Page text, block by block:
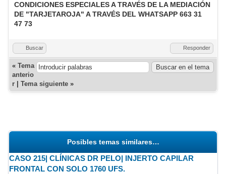
CONDICIONES ESPECIALES A TRAVÉS DE LA MEDIACIÓN
DE "TARJETAROJA" A TRAVÉS DEL WHATSAPP 663 31
47 73
Buscar Responder
«Tema
anterio
r |Tema siguiente »
Posibles temas similares…
CASO 215| CLÍNICAS DR PELO| INJERTO CAPILAR
FRONTAL CON SOLO 1760 UFS.